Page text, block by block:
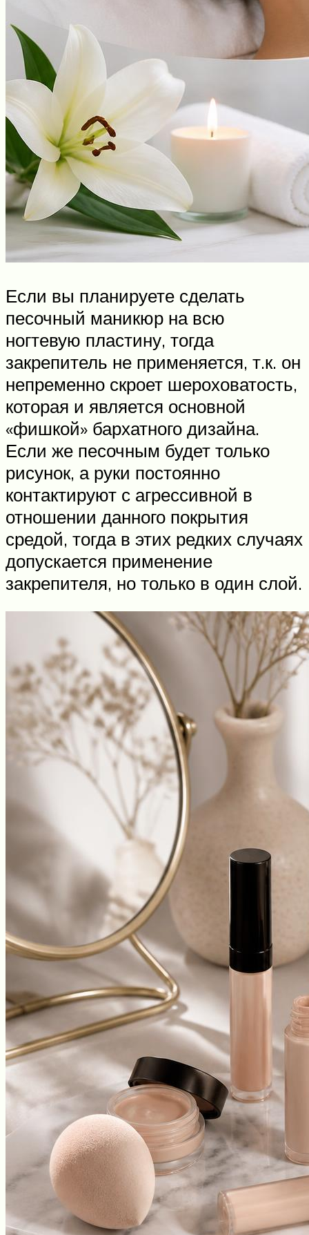
Если вы планируете сделать
песочный маникюр на всю
ногтевую пластину, тогда
закрепитель не применяется, т.к. он
непременно скроет шероховатость,
которая и является основной
«фишкой» бархатного дизайна.
Если же песочным будет только
рисунок, а руки постоянно
контактируют с агрессивной в
отношении данного покрытия
средой, тогда в этих редких случаях
допускается применение
закрепителя, но только в один слой.